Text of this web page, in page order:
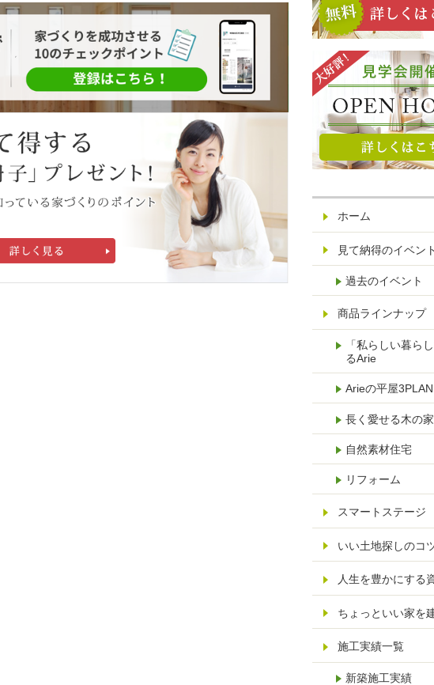
ホーム
見て納得のイベン
過去のイベント
商品ラインナップ
「私らしい暮ら
るArie
Arieの平屋3PLAN
長く愛せる木の家
自然素材住宅
リフォーム
スマートステージ
いい土地探しのコ
人生を豊かにする
ちょっといい家を
施工実績一覧
新築施工実績